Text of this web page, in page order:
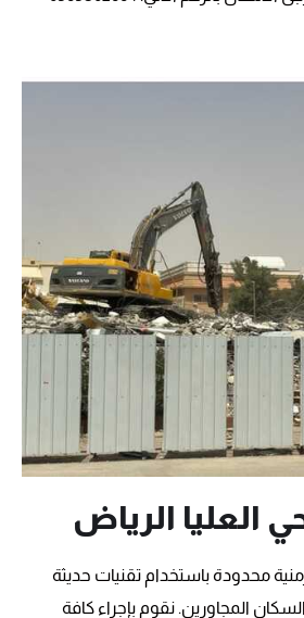
العليا الرياض
زمنية محدودة باستخدام تقنيات حديثة
المجاورين. نقوم بإجراء كافة